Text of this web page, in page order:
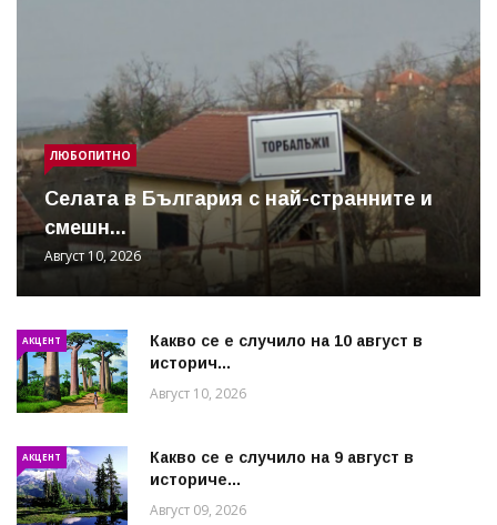
ЛЮБОПИТНО
Cелата в България с най-странните и
смешн...
Август 10, 2026
АКЦЕНТ
Какво се е случило на 10 август в
историч...
Август 10, 2026
АКЦЕНТ
Какво се е случило на 9 август в
историче...
Август 09, 2026